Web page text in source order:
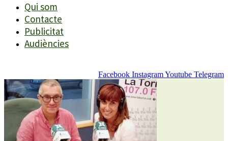
Qui som
Contacte
Publicitat
Audiències
Facebook InstagramYoutube Telegram